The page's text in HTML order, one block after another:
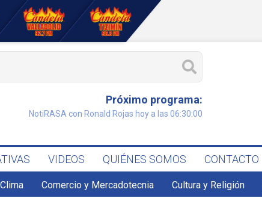
Próximo programa:
NotiRASA con Ronald Rojas hoy a las 06:30:00
VIDEOS QUIÉNES SOMOS CONTACTO
Clima Comercio y Mercadotecnia Cultura y Religión